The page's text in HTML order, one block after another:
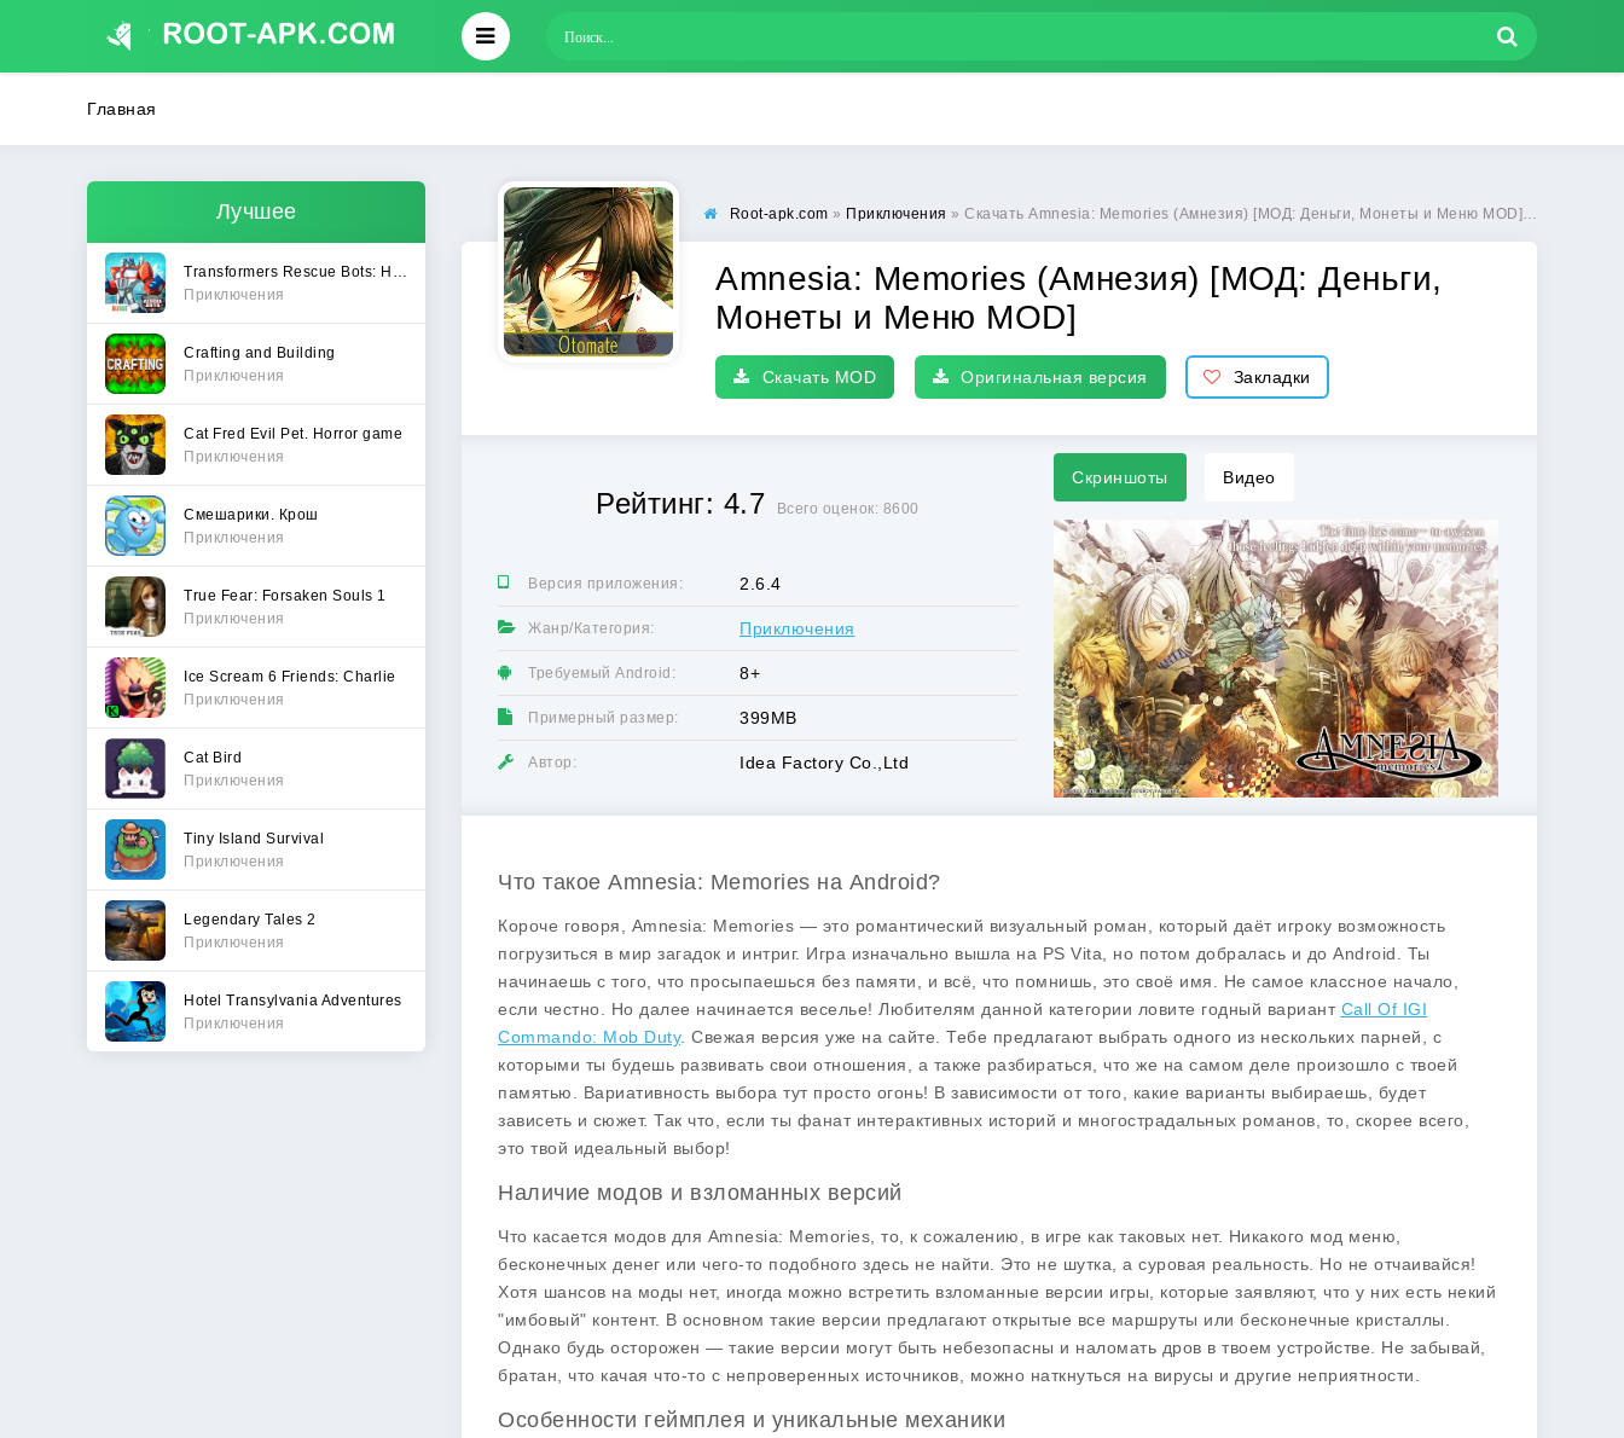
Главная
Лучшее
Приключения
Crafting and Building
Приключения
Cat Fred Evil Pet. Horror game
Приключения
Смешарики. Крош
Приключения
True Fear: Forsaken Souls 1
Приключения
Ice Scream 6 Friends: Charlie
Приключения
Cat Bird
Приключения
Tiny Island Survival
Приключения
Legendary Tales 2
Приключения
Hotel Transylvania Adventures
Приключения
Root-apk.com » Приключения » Скачать Amnesia: Memories (Амнезия) [МОД: Деньги, Монеты и Меню MOD] | Взлом Amnesia: Memories на Андроид
Amnesia: Memories (Амнезия) [МОД: Деньги,
Монеты и Меню MOD]
Скачать MOD Оригинальная версия Закладки
Рейтинг: 4.7 Всего оценок: 8600
Версия приложения: 2.6.4
Жанр/Категория: Приключения
Требуемый Android: 8+
Примерный размер: 399MB
Автор: Idea Factory Co.,Ltd
Скриншоты Видео
Что такое Amnesia: Memories на Android?
Короче говоря, Amnesia: Memories — это романтический визуальный роман, который даёт игроку возможность
погрузиться в мир загадок и интриг. Игра изначально вышла на PS Vita, но потом добралась и до Android. Ты
начинаешь с того, что просыпаешься без памяти, и всё, что помнишь, это своё имя. Не самое классное начало,
если честно. Но далее начинается веселье! Любителям данной категории ловите годный вариант Call Of IGI
Commando: Mob Duty. Свежая версия уже на сайте. Тебе предлагают выбрать одного из нескольких парней, с
которыми ты будешь развивать свои отношения, а также разбираться, что же на самом деле произошло с твоей
памятью. Вариативность выбора тут просто огонь! В зависимости от того, какие варианты выбираешь, будет
зависеть и сюжет. Так что, если ты фанат интерактивных историй и многострадальных романов, то, скорее всего,
это твой идеальный выбор!
Наличие модов и взломанных версий
Что касается модов для Amnesia: Memories, то, к сожалению, в игре как таковых нет. Никакого мод меню,
бесконечных денег или чего-то подобного здесь не найти. Это не шутка, а суровая реальность. Но не отчаивайся!
Хотя шансов на моды нет, иногда можно встретить взломанные версии игры, которые заявляют, что у них есть некий
"имбовый" контент. В основном такие версии предлагают открытые все маршруты или бесконечные кристаллы.
Однако будь осторожен — такие версии могут быть небезопасны и наломать дров в твоем устройстве. Не забывай,
братан, что качая что-то с непроверенных источников, можно наткнуться на вирусы и другие неприятности.
Особенности геймплея и уникальные механики